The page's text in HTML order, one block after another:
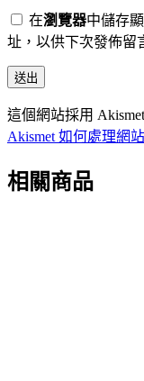
在瀏覽器中儲存
址，以供下次發佈留
這個網站採用
Akismet 如何處理網
相關商品